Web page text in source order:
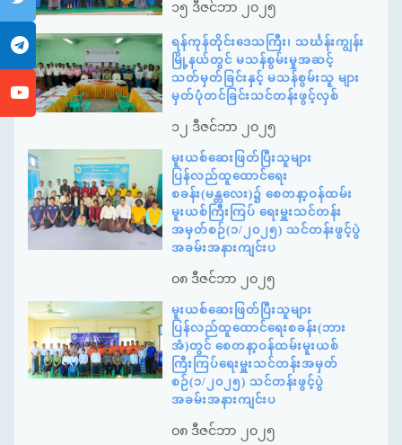
၁၅ ဒီဇင်ဘာ ၂၀၂၅
ရန်ကုန်တိုင်းဒေသကြီး၊ သင်္ဃန်းကျွန်း
မြို့နယ်တွင် မသန်စွမ်းမှုအဆင့်
သတ်မှတ်ခြင်းနှင့် မသန်စွမ်းသူ များ
မှတ်ပုံတင်ခြင်းသင်တန်းဖွင့်လှစ်
၁၂ ဒီဇင်ဘာ ၂၀၂၅
မူးယစ်ဆေးဖြတ်ပြီးသူများ
ပြန်လည်ထူထောင်ရေး
စခန်း(မန္တလေး)၌ စေတနာ့ဝန်ထမ်း
မူးယစ်ကြီးကြပ် ရေးမှူးသင်တန်း
အမှတ်စဉ်(၁/၂၀၂၅) သင်တန်းဖွင့်ပွဲ
အခမ်းအနားကျင်းပ
၀၈ ဒီဇင်ဘာ ၂၀၂၅
မူးယစ်ဆေးဖြတ်ပြီးသူများ
ပြန်လည်ထူထောင်ရေးစခန်း(ဘား
အံ)တွင် စေတနာ့ဝန်ထမ်းမူးယစ်
ကြီးကြပ်ရေးမှူးသင်တန်းအမှတ်
စဉ်(၁/၂၀၂၅) သင်တန်းဖွင့်ပွဲ
အခမ်းအနားကျင်းပ
၀၈ ဒီဇင်ဘာ ၂၀၂၅